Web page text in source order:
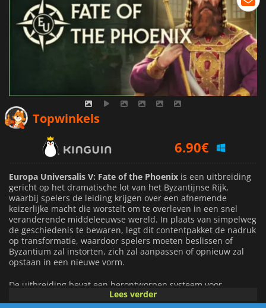
Topwinkels
7.44€
7.99€
Europa Universalis V: Fate of the Phoenix is een uitbreiding
gericht op het dramatische lot van het Byzantijnse Rijk,
waarbij spelers de leiding krijgen over een afnemende
keizerlijke macht die worstelt om te overleven in een snel
veranderende middeleeuwse wereld. In plaats van simpelweg
de geschiedenis te bewaren, legt dit contentpakket de nadruk
op transformatie, waardoor spelers moeten beslissen of
Byzantium zal instorten, zich zal aanpassen of opnieuw zal
opstaan in een nieuwe vorm.
De uitbreiding bevat een herontworpen systeem voor
keizerlijk bestuur, speciaal gebouwd voor grote,
Lees verder